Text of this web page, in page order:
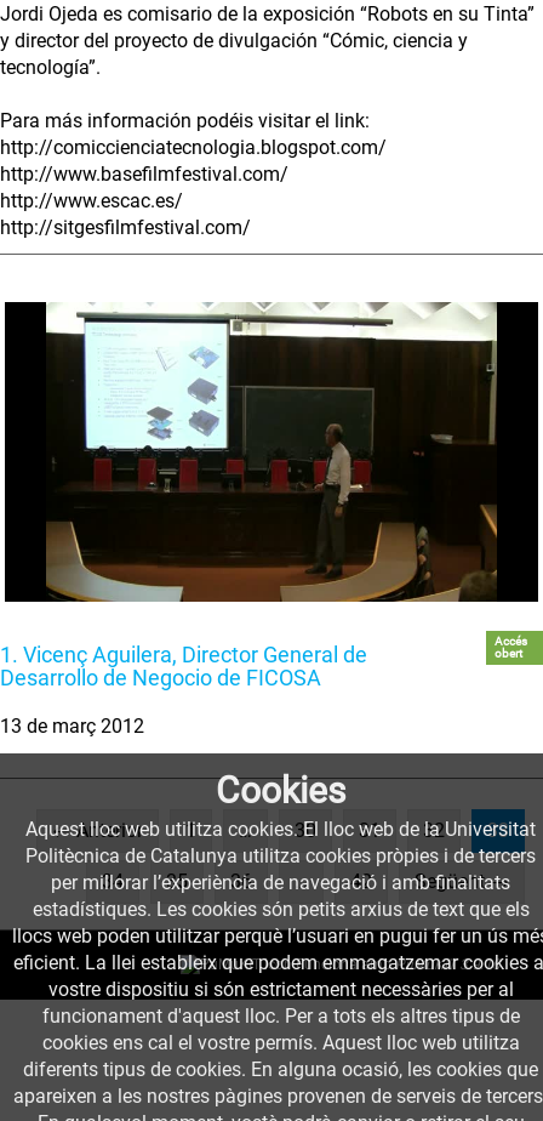
Jordi Ojeda es comisario de la exposición “Robots en su Tinta”
y director del proyecto de divulgación “Cómic, ciencia y
tecnología”.
Para más información podéis visitar el link:
http://comiccienciatecnologia.blogspot.com/
http://www.basefilmfestival.com/
http://www.escac.es/
http://sitgesfilmfestival.com/
1. Vicenç Aguilera, Director General de
Desarrollo de Negocio de FICOSA
Accés
obert
13 de març 2012
← Anterior 1 … 30 31 32 33
34 35 36 … 42 Següent →
Cookies
Aquest lloc web utilitza cookies. El lloc web de la Universitat
Politècnica de Catalunya utilitza cookies pròpies i de tercers
per millorar l’experiència de navegació i amb finalitats
estadístiques. Les cookies són petits arxius de text que els
llocs web poden utilitzar perquè l’usuari en pugui fer un ús
eficient. La llei estableix que podem emmagatzemar cookies
vostre dispositiu si són estrictament necessàries per al
funcionament d'aquest lloc. Per a tots els altres tipus de
cookies ens cal el vostre permís. Aquest lloc web utilitza
diferents tipus de cookies. En alguna ocasió, les cookies que
apareixen a les nostres pàgines provenen de serveis de
Funciona ambPuMuKIT 3.9.10